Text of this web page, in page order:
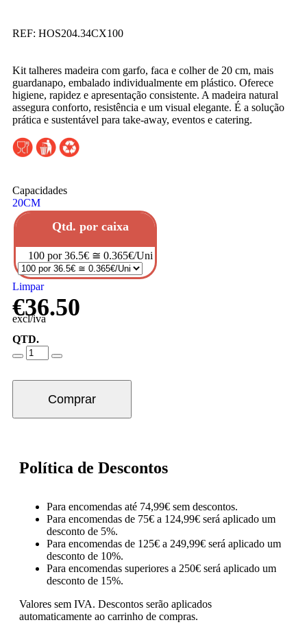
REF: HOS204.34CX100
Kit talheres madeira com garfo, faca e colher de 20 cm, mais
guardanapo, embalado individualmente em plástico. Oferece
higiene, rapidez e apresentação consistente. A madeira natural
assegura conforto, resistência e um visual elegante. É a solução
prática e sustentável para take-away, eventos e catering.
Capacidades
20CM
Qtd. por caixa
100 por 36.5€ ≅ 0.365€/Uni
Limpar
€36.50
excl/iva
QTD.
Comprar
Política de Descontos
Para encomendas até 74,99€ sem descontos.
Para encomendas de 75€ a 124,99€ será aplicado um
desconto de 5%.
Para encomendas de 125€ a 249,99€ será aplicado um
desconto de 10%.
Para encomendas superiores a 250€ será aplicado um
desconto de 15%.
Valores sem IVA. Descontos serão aplicados
automaticamente ao carrinho de compras.